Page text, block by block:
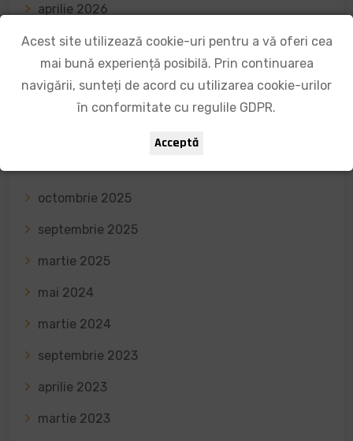
aprilie 2026
martie 2026
februarie 2026
ianuarie 2026
octombrie 2025
septembrie 2025
martie 2025
mai 2024
martie 2024
septembrie 2023
aprilie 2023
martie 2023
Acest site utilizează cookie-uri pentru a vă oferi cea
mai bună experiență posibilă. Prin continuarea
navigării, sunteți de acord cu utilizarea cookie-urilor
în conformitate cu regulile GDPR.
Acceptă